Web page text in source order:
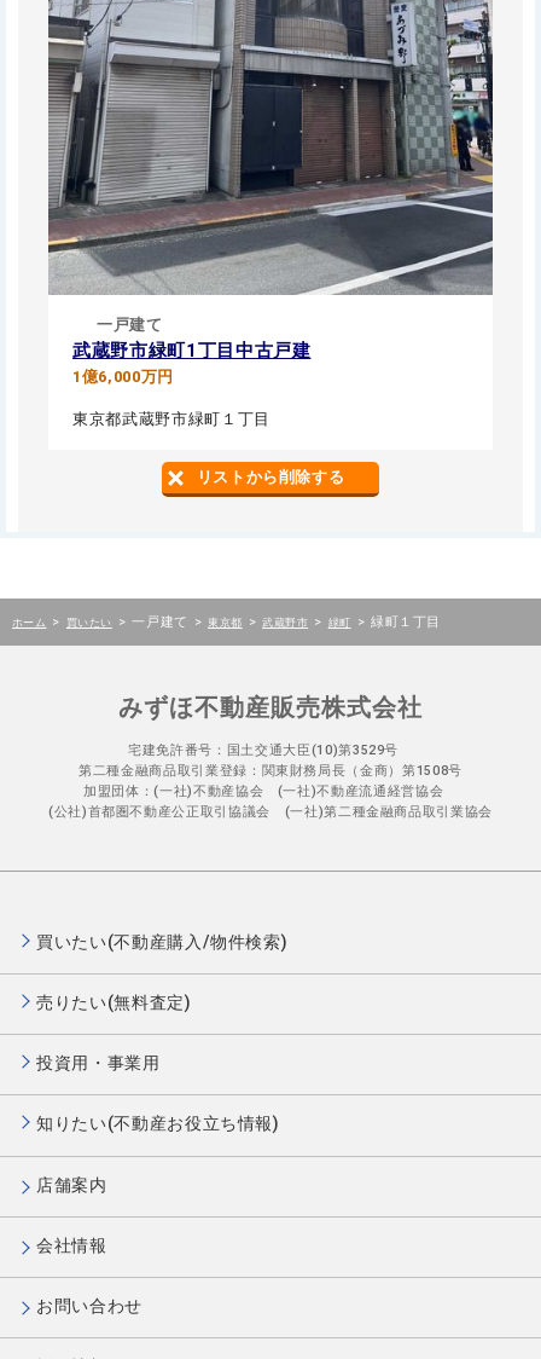
一戸建て
武蔵野市緑町1丁目中古戸建
1億6,000万円
東京都武蔵野市緑町１丁目
リストから削除する
ホーム > 買いたい > 一戸建て > 東京都 > 武蔵野市 > 緑町 > 緑町１丁目
みずほ不動産販売株式会社
宅建免許番号：国土交通大臣(10)第3529号
第二種金融商品取引業登録：関東財務局長（金商）第1508号
加盟団体：(一社)不動産協会 (一社)不動産流通経営協会
(公社)首都圏不動産公正取引協議会 (一社)第二種金融商品取引業協会
買いたい(不動産購入/物件検索)
売りたい(無料査定)
投資用・事業用
知りたい(不動産お役立ち情報)
店舗案内
会社情報
お問い合わせ